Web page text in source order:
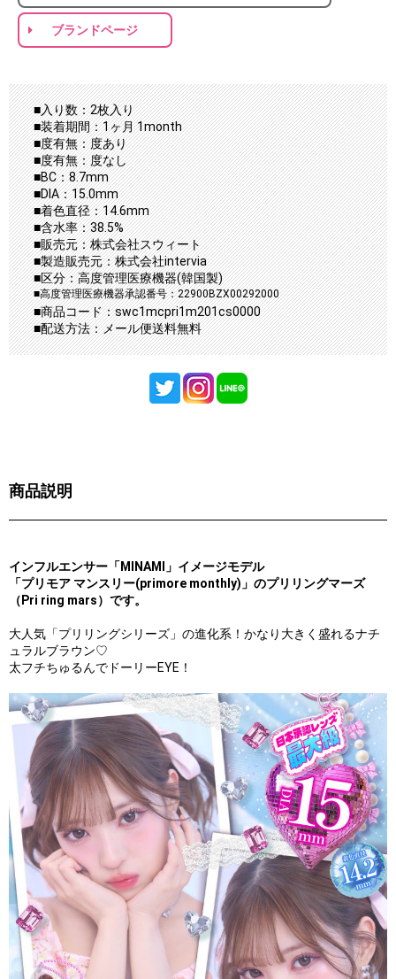
ブランドページ
■入り数：2枚入り
■装着期間：1ヶ月 1month
■度有無：度あり
■度有無：度なし
■BC：8.7mm
■DIA：15.0mm
■着色直径：14.6mm
■含水率：38.5%
■販売元：株式会社スウィート
■製造販売元：株式会社intervia
■区分：高度管理医療機器(韓国製)
■高度管理医療機器承認番号：22900BZX00292000
■商品コード：swc1mcpri1m201cs0000
■配送方法：メール便送料無料
商品説明
インフルエンサー「MINAMI」イメージモデル
「プリモア マンスリー(primore monthly)」のプリリングマーズ
（Pri ring mars）です。
大人気「プリリングシリーズ」の進化系！かなり大きく盛れるナチ
ュラルブラウン♡
太フチちゅるんでドーリーEYE！